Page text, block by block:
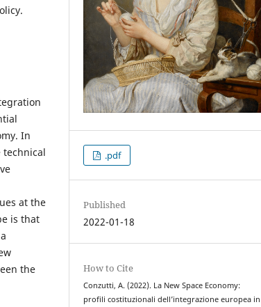
In
technical
at the
is that
the
.pdf
Published
2022-01-18
How to Cite
Conzutti, A. (2022). La New Space Economy:
profili costituzionali dell’integrazione europea in